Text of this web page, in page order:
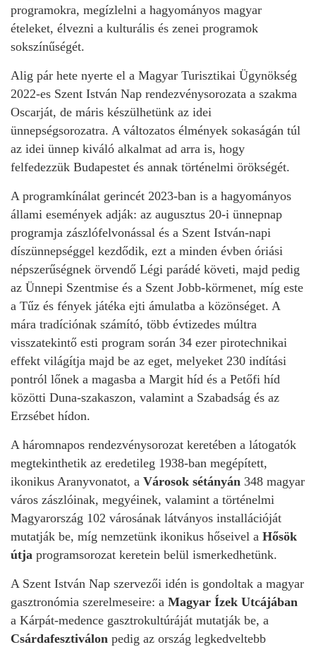
programokra, megízlelni a hagyományos magyar
ételeket, élvezni a kulturális és zenei programok
sokszínűségét.
Alig pár hete nyerte el a Magyar Turisztikai Ügynökség
2022-es Szent István Nap rendezvénysorozata a szakma
Oscarját, de máris készülhetünk az idei
ünnepségsorozatra. A változatos élmények sokaságán túl
az idei ünnep kiváló alkalmat ad arra is, hogy
felfedezzük Budapestet és annak történelmi örökségét.
A programkínálat gerincét 2023-ban is a hagyományos
állami események adják: az augusztus 20-i ünnepnap
programja zászlófelvonással és a Szent István-napi
díszünnepséggel kezdődik, ezt a minden évben óriási
népszerűségnek örvendő Légi parádé követi, majd pedig
az Ünnepi Szentmise és a Szent Jobb-körmenet, míg este
a Tűz és fények játéka ejti ámulatba a közönséget. A
mára tradíciónak számító, több évtizedes múltra
visszatekintő esti program során 34 ezer pirotechnikai
effekt világítja majd be az eget, melyeket 230 indítási
pontról lőnek a magasba a Margit híd és a Petőfi híd
közötti Duna-szakaszon, valamint a Szabadság és az
Erzsébet hídon.
A háromnapos rendezvénysorozat keretében a látogatók
megtekinthetik az eredetileg 1938-ban megépített,
ikonikus Aranyvonatot, a Városok sétányán 348 magyar
város zászlóinak, megyéinek, valamint a történelmi
Magyarország 102 városának látványos installációját
mutatják be, míg nemzetünk ikonikus hőseivel a Hősök
útja programsorozat keretein belül ismerkedhetünk.
A Szent István Nap szervezői idén is gondoltak a magyar
gasztronómia szerelmeseire: a Magyar Ízek Utcájában
a Kárpát-medence gasztrokultúráját mutatják be, a
Csárdafesztiválon pedig az ország legkedveltebb